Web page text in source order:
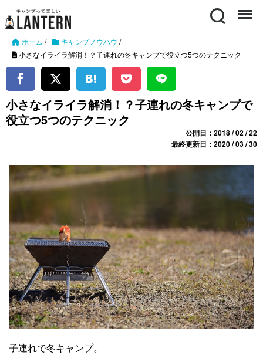
Search Menu
ホーム / キャンプノウハウ /
小さなイライラ解消！？子連れの冬キャンプで役立つ5つのテクニック
小さなイライラ解消！？子連れの冬キャンプで
役立つ5つのテクニック
公開日：2018 / 02 / 22
最終更新日：2020 / 03 / 30
子連れで冬キャンプ。